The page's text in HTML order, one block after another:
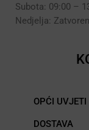
Subota: 09:00 –
Nedjelja:
OPĆI UVJETI
DOSTAVA